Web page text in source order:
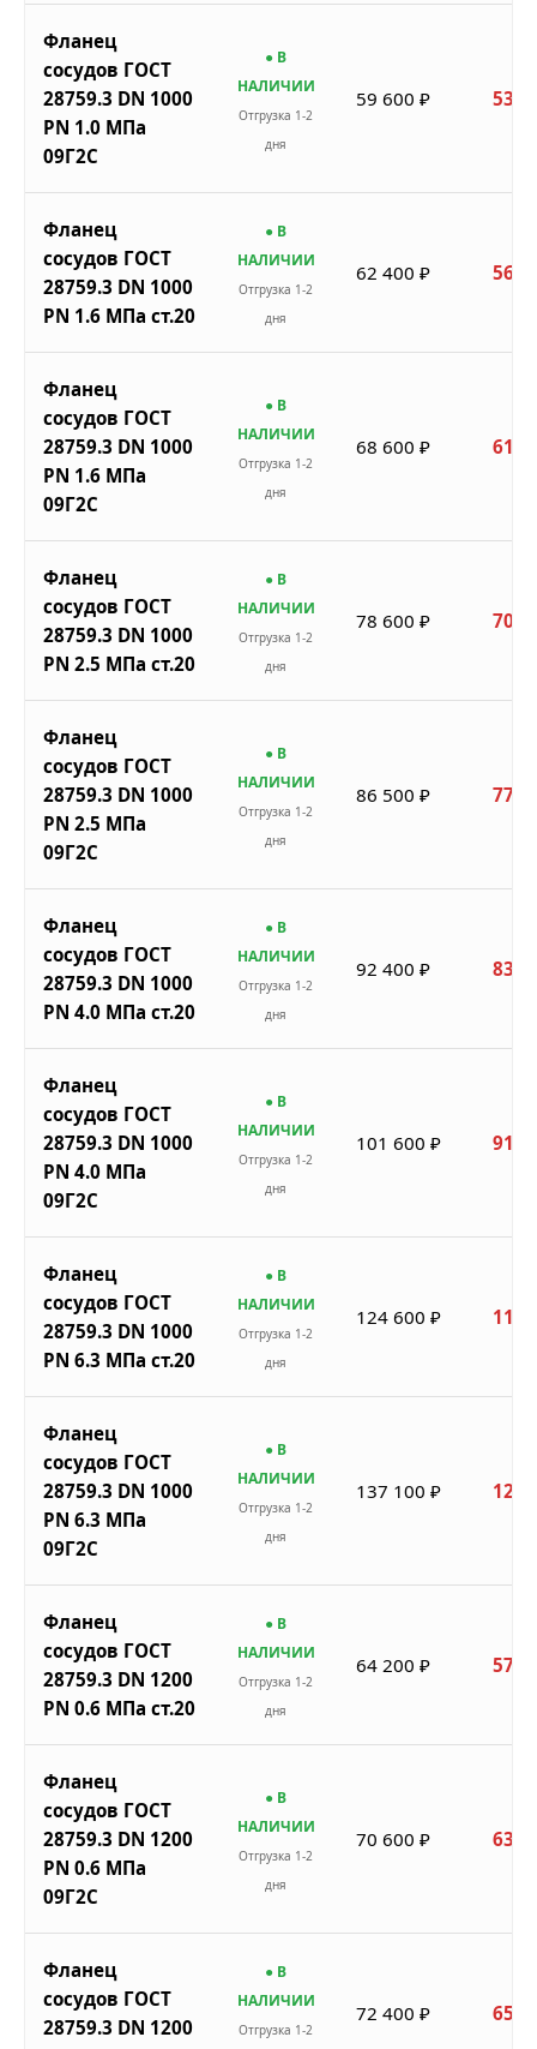
Фланец
сосудов ГОСТ
28759.3 DN 1000
PN 1.0 МПа
09Г2С
● В
НАЛИЧИИ
Отгрузка 1-2
дня
59 600 ₽ 53
Фланец
сосудов ГОСТ
28759.3 DN 1000
PN 1.6 МПа ст.20
● В
НАЛИЧИИ
Отгрузка 1-2
дня
62 400 ₽ 56
Фланец
сосудов ГОСТ
28759.3 DN 1000
PN 1.6 МПа
09Г2С
● В
НАЛИЧИИ
Отгрузка 1-2
дня
68 600 ₽ 61
Фланец
сосудов ГОСТ
28759.3 DN 1000
PN 2.5 МПа ст.20
● В
НАЛИЧИИ
Отгрузка 1-2
дня
78 600 ₽ 70
Фланец
сосудов ГОСТ
28759.3 DN 1000
PN 2.5 МПа
09Г2С
● В
НАЛИЧИИ
Отгрузка 1-2
дня
86 500 ₽ 77
Фланец
сосудов ГОСТ
28759.3 DN 1000
PN 4.0 МПа ст.20
● В
НАЛИЧИИ
Отгрузка 1-2
дня
92 400 ₽ 83
Фланец
сосудов ГОСТ
28759.3 DN 1000
PN 4.0 МПа
09Г2С
● В
НАЛИЧИИ
Отгрузка 1-2
дня
101 600 ₽ 91
Фланец
сосудов ГОСТ
28759.3 DN 1000
PN 6.3 МПа ст.20
● В
НАЛИЧИИ
Отгрузка 1-2
дня
124 600 ₽ 112
Фланец
сосудов ГОСТ
28759.3 DN 1000
PN 6.3 МПа
09Г2С
● В
НАЛИЧИИ
Отгрузка 1-2
дня
137 100 ₽ 123
Фланец
сосудов ГОСТ
28759.3 DN 1200
PN 0.6 МПа ст.20
● В
НАЛИЧИИ
Отгрузка 1-2
дня
64 200 ₽ 57
Фланец
сосудов ГОСТ
28759.3 DN 1200
PN 0.6 МПа
09Г2С
● В
НАЛИЧИИ
Отгрузка 1-2
дня
70 600 ₽ 63
Фланец
сосудов ГОСТ
28759.3 DN 1200
● В
НАЛИЧИИ
Отгрузка 1-2
72 400 ₽ 65